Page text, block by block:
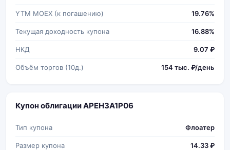
YTM MOEX (к погашению) 19.76%
Текущая доходность купона 16.88%
НКД 9.07 ₽
Объём торгов (10д.) 154 тыс. ₽/день
Купон облигации АРЕНЗА1Р06
Тип купона Флоатер
Размер купона 14.33 ₽